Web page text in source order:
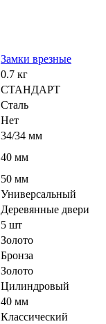
Замки врезные
0.7 кг
СТАНДАРТ
Сталь
Нет
34/34 мм
40 мм
50 мм
Универсальный
Деревянные двери
5 шт
Золото
Бронза
Золото
Цилиндровый
40 мм
Классический